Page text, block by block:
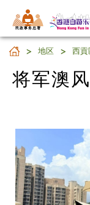
民 政 事 务 总 署
将军澳
地区 西貢
将军澳